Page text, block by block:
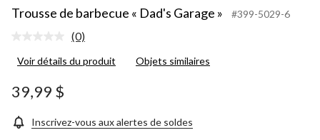
Trousse de barbecue « Dad's Garage » #399-5029-6
Aucune
pour
la
même
(0)
Voir détails du produit Objets similaires
39,99 $
Inscrivez-vous aux alertes de soldes